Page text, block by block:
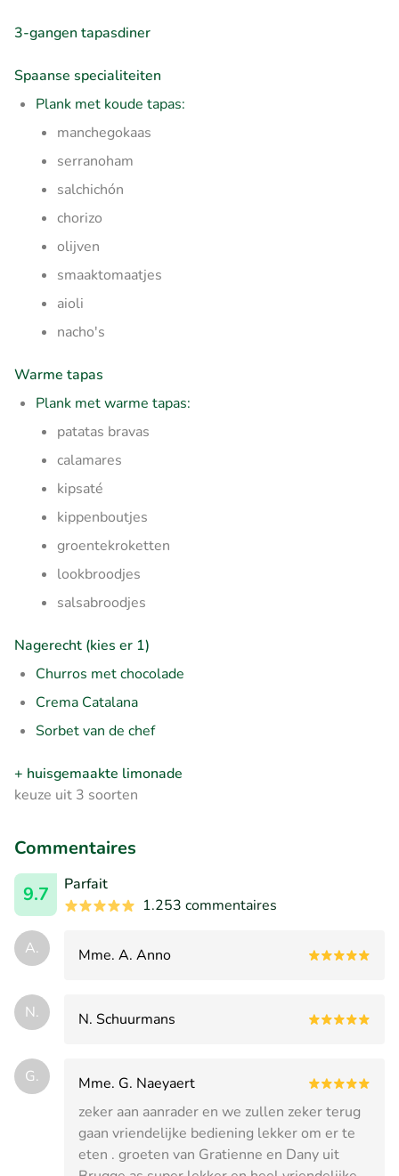
3-gangen tapasdiner
Spaanse specialiteiten
Plank met koude tapas:
manchegokaas
serranoham
salchichón
chorizo
olijven
smaaktomaatjes
aioli
nacho's
Warme tapas
Plank met warme tapas:
patatas bravas
calamares
kipsaté
kippenboutjes
groentekroketten
lookbroodjes
salsabroodjes
Nagerecht (kies er 1)
Churros met chocolade
Crema Catalana
Sorbet van de chef
+ huisgemaakte limonade
keuze uit 3 soorten
Commentaires
9.7
Parfait
1.253 commentaires
A. Mme. A. Anno
N. N. Schuurmans
G.
Mme. G. Naeyaert
zeker aan aanrader en we zullen zeker terug
gaan vriendelijke bediening lekker om er te
eten . groeten van Gratienne en Dany uit